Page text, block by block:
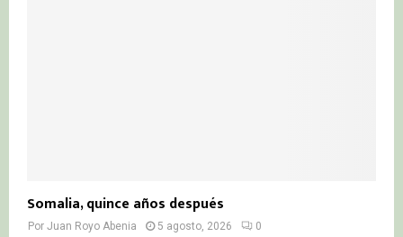
Somalia, quince años después
Por Juan Royo Abenia 5 agosto, 2026 0